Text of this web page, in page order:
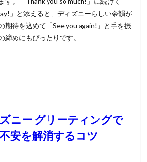
」と添えると、ディズニーらしい余韻が
期待を込めて「See you again!」と手を振
締めにもぴったりです。
ニー グリーティングで
安を解消するコツ